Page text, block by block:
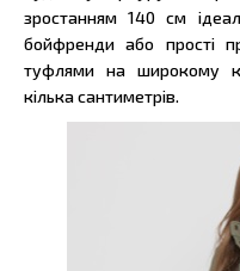
зростанням 140 см
бойфренди або прості
туфлями на широкому
кілька сантиметрів.